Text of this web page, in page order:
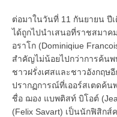
ต่อมาในวันที่ 11 กันยายน ปี
ได้ถูกไปนำเสนอที่ราชสมาค
อราโก (Dominiqiue
สำคัญไม่น้อยไปกว่าการค้น
ชาวฝรั่งเศสและชาวอังกฤษ
ปรากฏการณ์ที่เออร์สเตดค้น
ชื่อ ฌอง แบพติสท์ บิโอต์
(Felix Savart) เป็นนักฟิสิก